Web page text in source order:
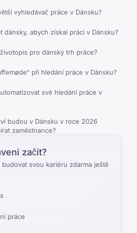
vyhledávač práce v Dánsku?
dánsky, abych získal práci v Dánsku?
pro dánský trh práce?
při hledání práce v Dánsku?
své hledání práce v
budou v Dánsku v roce 2026
zaměstnance?
začít?
budovat svou kariéru zdarma ještě
práce